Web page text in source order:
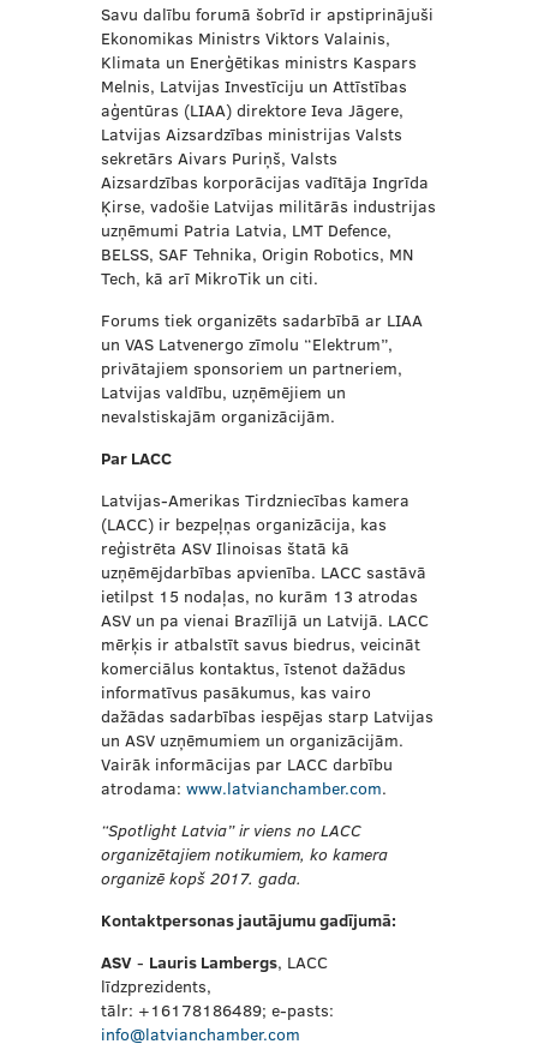
Savu dalību forumā šobrīd ir apstiprinājuši
Ekonomikas Ministrs Viktors Valainis,
Klimata un Enerģētikas ministrs Kaspars
Melnis, Latvijas Investīciju un Attīstības
aģentūras (LIAA) direktore Ieva Jāgere,
Latvijas Aizsardzības ministrijas Valsts
sekretārs Aivars Puriņš, Valsts
Aizsardzības korporācijas vadītāja Ingrīda
Ķirse, vadošie Latvijas militārās industrijas
uzņēmumi Patria Latvia, LMT Defence,
BELSS, SAF Tehnika, Origin Robotics, MN
Tech, kā arī MikroTik un citi.
Forums tiek organizēts sadarbībā ar LIAA
un VAS Latvenergo zīmolu “Elektrum”,
privātajiem sponsoriem un partneriem,
Latvijas valdību, uzņēmējiem un
nevalstiskajām organizācijām.
Par LACC
Latvijas-Amerikas Tirdzniecības kamera
(LACC) ir bezpeļņas organizācija, kas
reģistrēta ASV Ilinoisas štatā kā
uzņēmējdarbības apvienība. LACC sastāvā
ietilpst 15 nodaļas, no kurām 13 atrodas
ASV un pa vienai Brazīlijā un Latvijā. LACC
mērķis ir atbalstīt savus biedrus, veicināt
komerciālus kontaktus, īstenot dažādus
informatīvus pasākumus, kas vairo
dažādas sadarbības iespējas starp Latvijas
un ASV uzņēmumiem un organizācijām.
Vairāk informācijas par LACC darbību
atrodama: www.latvianchamber.com.
“Spotlight Latvia” ir viens no LACC
organizētajiem notikumiem, ko kamera
organizē kopš 2017. gada.
Kontaktpersonas jautājumu gadījumā:
ASV - Lauris Lambergs, LACC
līdzprezidents,
tālr: +16178186489; e-pasts:
info@latvianchamber.com